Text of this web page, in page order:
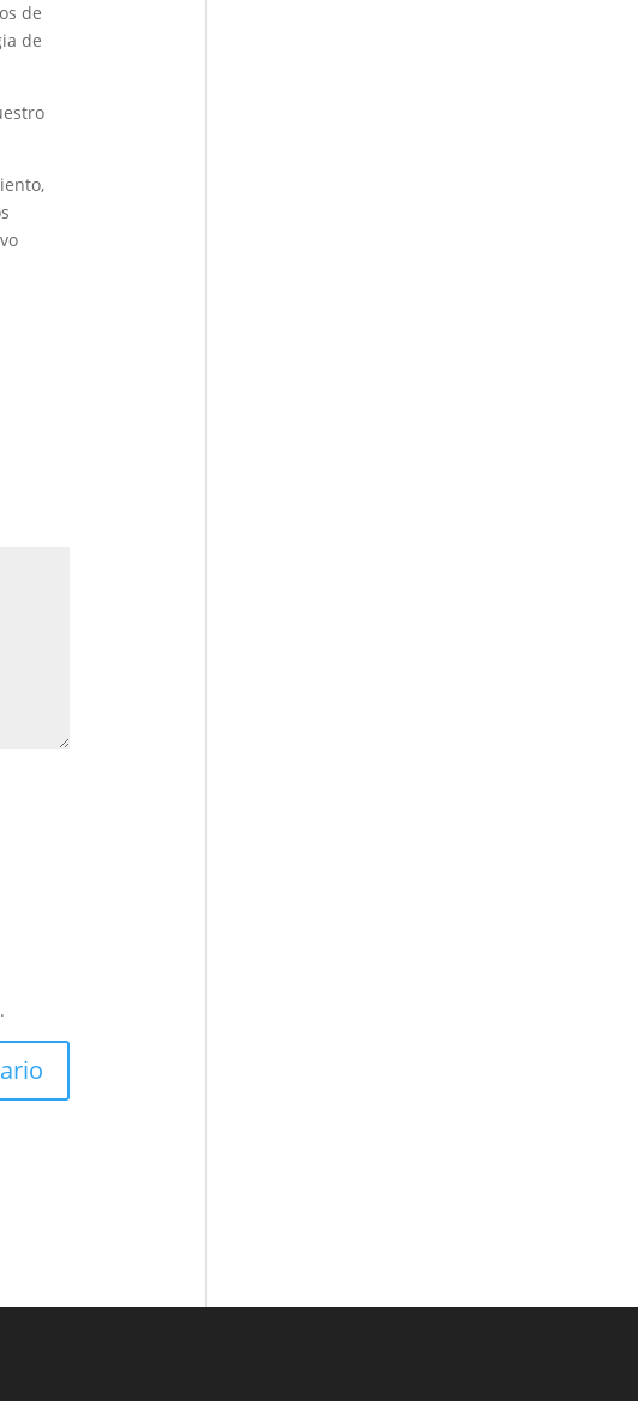
de
de